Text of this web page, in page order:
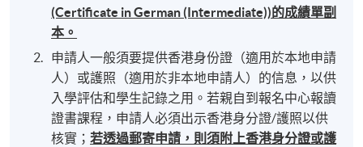
(Certificate in German (Intermediate))的成績單副
本。
申請人一般須要提供香港身份證（適用於本地申請
人）或護照（適用於非本地申請人）的信息，以供
入學評估和學生記錄之用。若親自到報名中心報讀
證書課程，申請人必須出示香港身分證/護照以供
核實；若透過郵寄申請，則須附上香港身分證或護